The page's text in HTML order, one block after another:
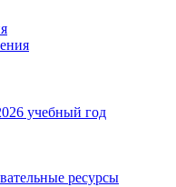
учебный год
ресурсы